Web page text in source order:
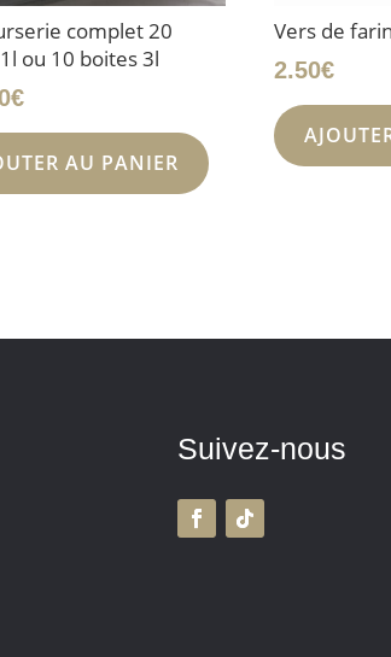
complet 20
ou 10 boites 3l
€
AU PANIER
Vers de
2.50€
Suivez-nous